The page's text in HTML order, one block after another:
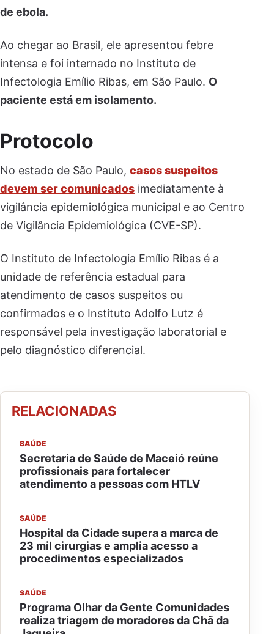
de ebola.
Ao chegar ao Brasil, ele apresentou febre
intensa e foi internado no Instituto de
Infectologia Emílio Ribas, em São Paulo. O
paciente está em isolamento.
Protocolo
No estado de São Paulo, casos suspeitos
devem ser comunicados imediatamente à
vigilância epidemiológica municipal e ao Centro
de Vigilância Epidemiológica (CVE-SP).
O Instituto de Infectologia Emílio Ribas é a
unidade de referência estadual para
atendimento de casos suspeitos ou
confirmados e o Instituto Adolfo Lutz é
responsável pela investigação laboratorial e
pelo diagnóstico diferencial.
RELACIONADAS
SAÚDE
Secretaria de Saúde de Maceió reúne
profissionais para fortalecer
atendimento a pessoas com HTLV
SAÚDE
Hospital da Cidade supera a marca de
23 mil cirurgias e amplia acesso a
procedimentos especializados
SAÚDE
Programa Olhar da Gente Comunidades
realiza triagem de moradores da Chã da